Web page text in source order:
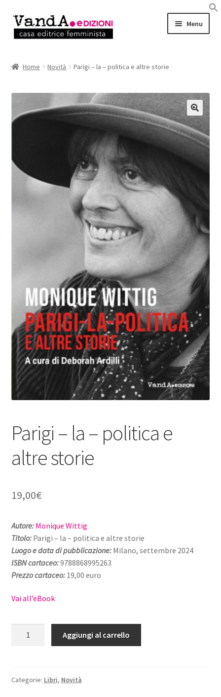
Vai
alla
Vai
al
Menu
AUTRICI e AUTORI
RASSEGNA STAMPA
CHI SIAMO
Home Novità Parigi – la – politica e altre storie
Parigi – la – politica e
altre storie
19,00€
Autore: Monique Wittig
Titolo: Parigi – la – politica e altre storie
Luogo e data di pubblicazione:Milano, settembre 2024
ISBN cartaceo:9788868995263
Prezzo cartaceo:19,00 euro
Vai all’eBook
politica
Aggiungi al carrello
Categorie: Libri, Novità